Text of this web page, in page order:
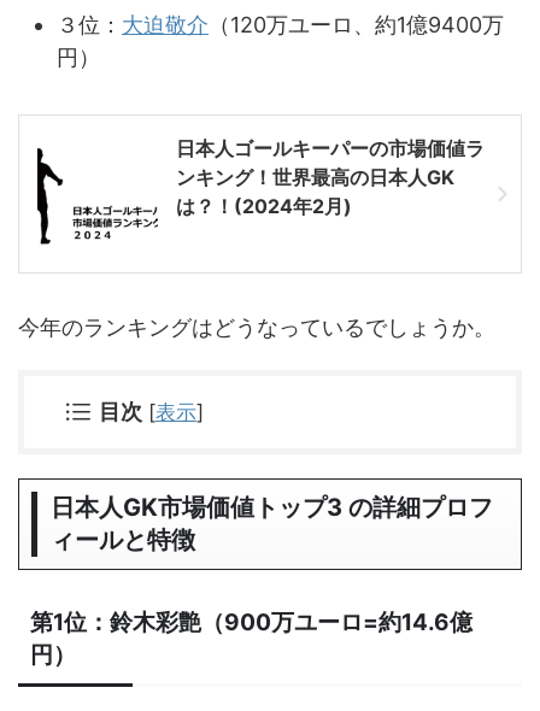
３位： 大迫敬介 （120万ユーロ、約1億9400万
円）
日本人ゴールキーパーの市場価値ラ
ンキング！世界最高の日本人GK
は？！(2024年2月)
今年のランキングはどうなっているでしょうか。
目次 [表示]
日本人GK市場価値 トップ3 の詳細プロフ
ィールと特徴
第1位：鈴木彩艶（900万ユーロ=約14.6億
円）